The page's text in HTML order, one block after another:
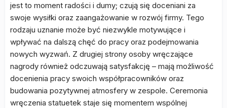
jest to moment radości i dumy; czują się doceniani za
swoje wysiłki oraz zaangażowanie w rozwój firmy. Tego
rodzaju uznanie może być niezwykle motywujące i
wpływać na dalszą chęć do pracy oraz podejmowania
nowych wyzwań. Z drugiej strony osoby wręczające
nagrody również odczuwają satysfakcję – mają możliwość
docenienia pracy swoich współpracowników oraz
budowania pozytywnej atmosfery w zespole. Ceremonia
wręczenia statuetek staje się momentem wspólnej